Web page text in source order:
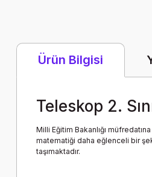
Ürün Bilgisi
Teleskop 2.
Milli Eğitim Bakanlığı
matematiği daha eğlenceli bir
taşımaktadır.